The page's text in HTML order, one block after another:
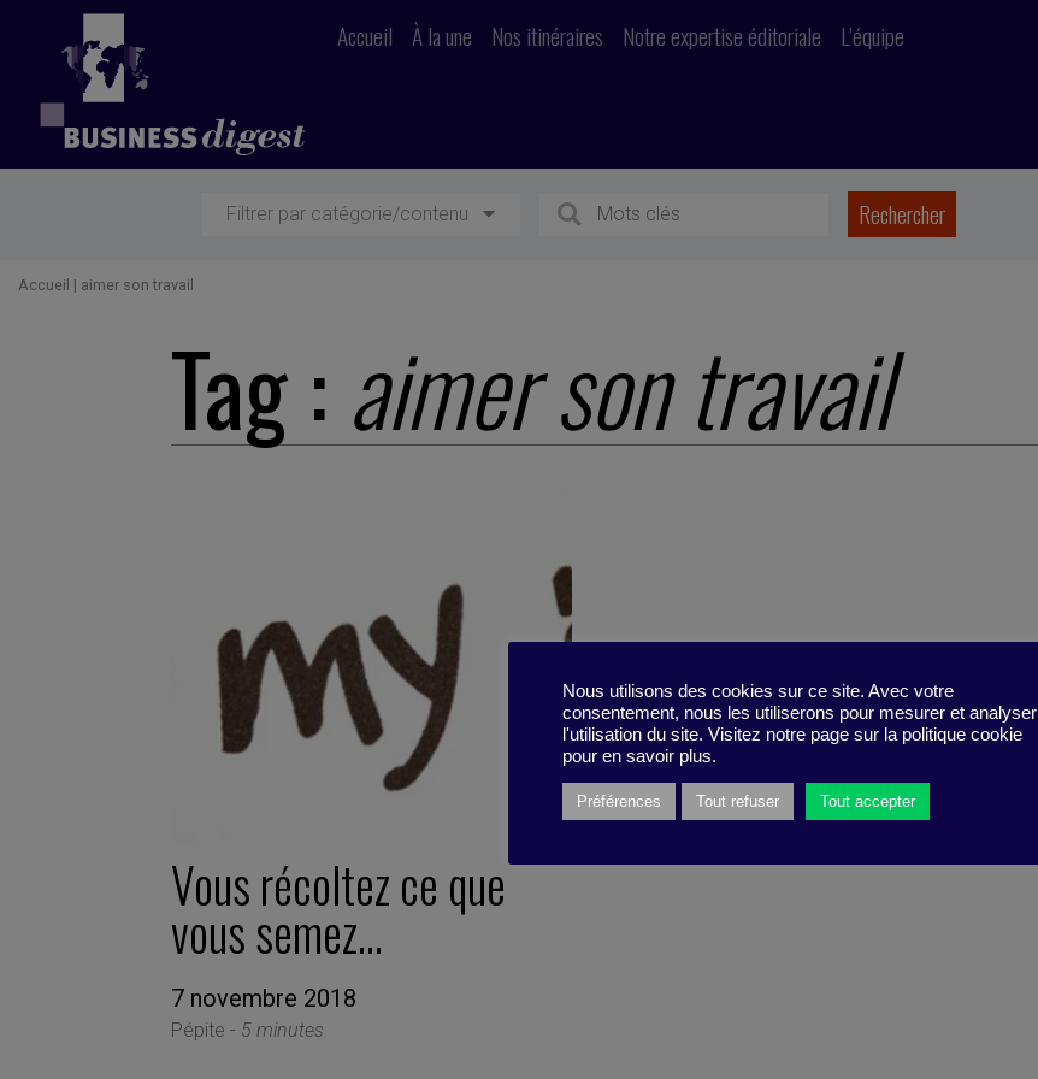
Accueil À la une Nos itinéraires Notre expertise éditoriale L’équipe
Filtrer par catégorie/contenu
Accueil | aimer son travail
Tag : aimer son travail
Vous récoltez ce que
vous semez…
7 novembre 2018
Pépite - 5 minutes
Nous utilisons des cookies sur ce site. Avec votre
consentement, nous les utiliserons pour mesurer et analyser
l'utilisation du site. Visitez notre page sur la politique cookie
pour en savoir plus.
Préférences Tout refuser Tout accepter